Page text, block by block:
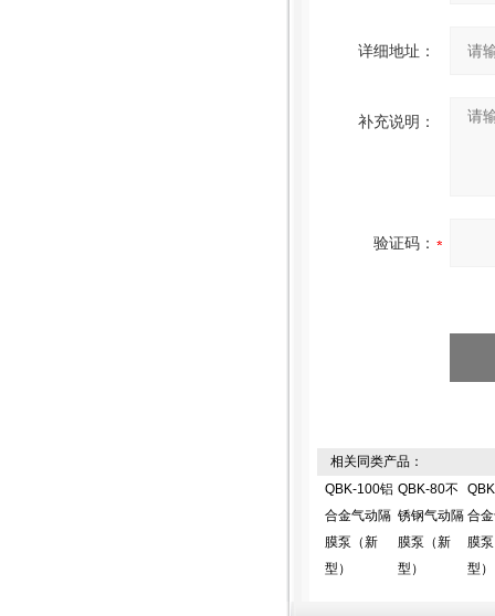
详细地址：
补充说明：
验证码：
相关同类产品：
QBK-100铝
合金气动隔
膜泵（新
型）
QBK-80不
锈钢气动隔
膜泵（新
型）
合
膜
型）